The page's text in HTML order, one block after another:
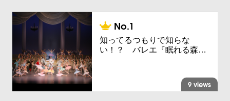
知ってるつもりで知らな
い！？ バレエ『眠れる森…
9 views